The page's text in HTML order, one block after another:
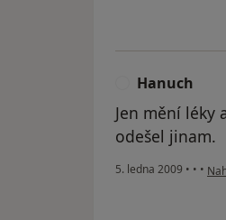
Hanuch
Jen mění léky
odešel jinam.
5. ledna 2009 • • •